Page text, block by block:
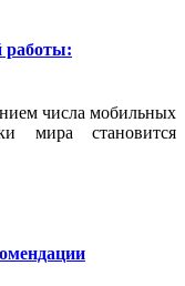
работы:
числа мобильных
мира становится